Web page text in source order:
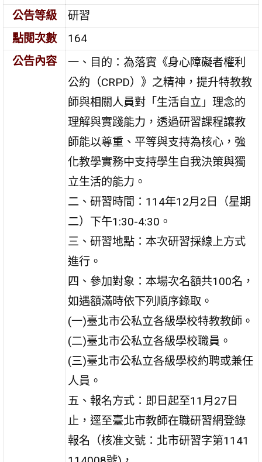
公告等級
研習
點閱次數
164
公告內容
一、目的：為落實《身心障礙者權利
公約（CRPD）》之精神，提升特教教
師與相關人員對「生活自立」理念的
理解與實踐能力，透過研習課程讓教
師能以尊重、平等與支持為核心，強
化教學實務中支持學生自我決策與獨
立生活的能力。
二、研習時間：114年12月2日（星期
二）下午1:30-4:30。
三、研習地點：本次研習採線上方式
進行。
四、參加對象：本場次名額共100名，
如遇額滿時依下列順序錄取。
(一)臺北市公私立各級學校特教教師。
(二)臺北市公私立各級學校職員。
(三)臺北市公私立各級學校約聘或兼任
人員。
五、報名方式：即日起至11月27日
止，逕至臺北市教師在職研習網登錄
報名（核准文號：北市研習字第1141